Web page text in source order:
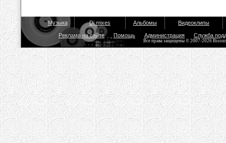
Музыка Dj mixes Альбомы Видеоклипы
Реклама на сайте Помощь Администрация Служба
Все права защищены © 2007-2026